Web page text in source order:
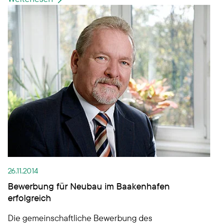
verbringen – in verschiedenen Regionen
Deutschlands, komplett möbliert und zu einem
günstigen Preis. Denn seit Januar 2015 beteiligen
sich die Schiffszimmerer an der
„Gästewohnungsdatenbank“ der
Marketinginitiative der
Wohnungsbaugenossenschaften Deutschland e. V.
26.11.2014
Bewerbung für Neubau im Baakenhafen
erfolgreich
Die gemeinschaftliche Bewerbung des